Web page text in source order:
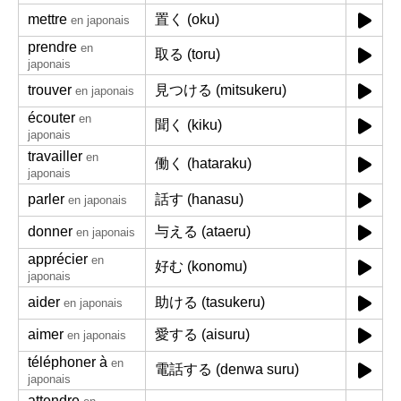
mettre en japonais
置く (oku)
prendre en
japonais
取る (toru)
trouver en japonais
見つける (mitsukeru)
écouter en
japonais
聞く (kiku)
travailler en
japonais
働く (hataraku)
parler en japonais 話す (hanasu)
donner en japonais
与える (ataeru)
apprécier en
japonais
好む (konomu)
aider en japonais 助ける (tasukeru)
aimer en japonais
愛する (aisuru)
téléphoner à en
japonais
電話する (denwa suru)